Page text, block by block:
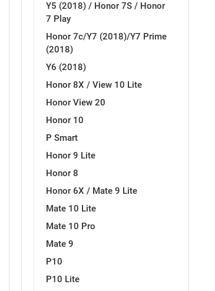
Y5 (2018) / Honor 7S / Honor
7 Play
Honor 7c/Y7 (2018)/Y7 Prime
(2018)
Y6 (2018)
Honor 8X / View 10 Lite
Honor View 20
Honor 10
P Smart
Honor 9 Lite
Honor 8
Honor 6X / Mate 9 Lite
Mate 10 Lite
Mate 10 Pro
Mate 9
P10
P10 Lite